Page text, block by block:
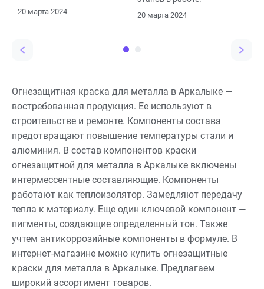
промышленности и
20 марта 2024 20 марта 2024
Огнезащитная краска для металла в Аркалыке —
востребованная продукция. Ее используют в
строительстве и ремонте. Компоненты состава
предотвращают повышение температуры стали и
алюминия. В состав компонентов краски
огнезащитной для металла в Аркалыке включены
интермессентные составляющие. Компоненты
работают как теплоизолятор. Замедляют передачу
тепла к материалу. Еще один ключевой компонент —
пигменты, создающие определенный тон. Также
учтем антикоррозийные компоненты в формуле. В
интернет-магазине можно купить огнезащитные
краски для металла в Аркалыке. Предлагаем
широкий ассортимент товаров.